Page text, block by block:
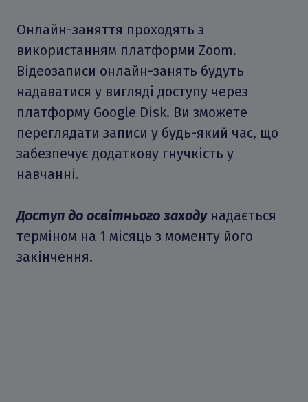
Онлайн-заняття проходять з
використанням платформи Zoom.
Відеозаписи онлайн-занять будуть
надаватися у вигляді доступу через
платформу Google Disk. Ви зможете
переглядати записи у будь-який час, що
забезпечує додаткову гнучкість у
навчанні.
Доступ до освітнього заходунадається
терміном на 1 місяць з моменту його
закінчення.